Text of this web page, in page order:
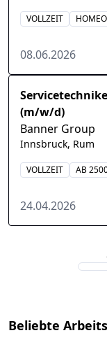
VOLLZEIT
08.06.2026
(m/w/d)
Banner Group
Innsbruck, Rum
VOLLZEIT AB
24.04.2026
Beliebte